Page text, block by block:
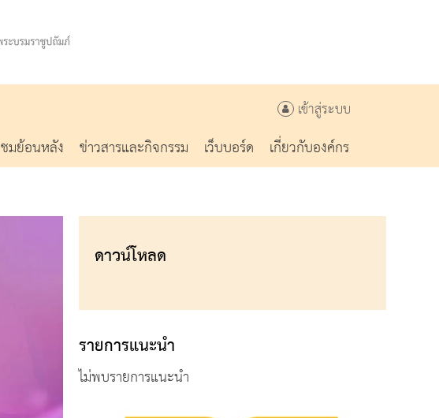
เข้าสู่ระบบ
ชมย้อนหลัง ข่าวสารและกิจกรรม เว็บบอร์ด
เกี่ยวกับองค์กร
ดาวน์โหลด
รายการแนะนำ
ไม่พบรายการแนะนำ